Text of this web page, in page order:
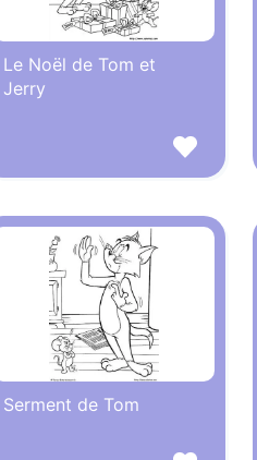
Le Noël de Tom et
Jerry
Serment de Tom